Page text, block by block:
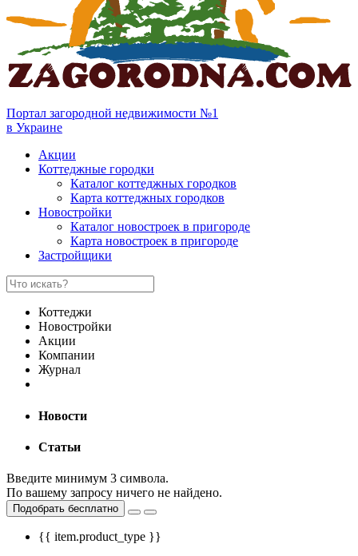
Портал загородной недвижимости №1
в Украине
Акции
Коттеджные городки
Каталог коттеджных городков
Карта коттеджных городков
Новостройки
Каталог новостроек в пригороде
Карта новостроек в пригороде
Застройщики
Коттеджи
Новостройки
Акции
Компании
Журнал
Новости
Статьи
Введите минимум 3 символа.
По вашему запросу ничего не найдено.
Подобрать бесплатно
{{ item.product_type }}